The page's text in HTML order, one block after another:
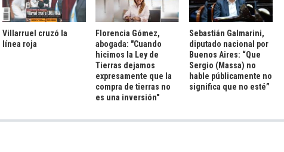
Villarruel cruzó la
línea roja
Florencia Gómez,
abogada: "Cuando
hicimos la Ley de
Tierras dejamos
expresamente que la
compra de tierras no
es una inversión"
Sebastián Galmarini,
diputado nacional por
Buenos Aires: “Que
Sergio (Massa) no
hable públicamente no
significa que no esté”